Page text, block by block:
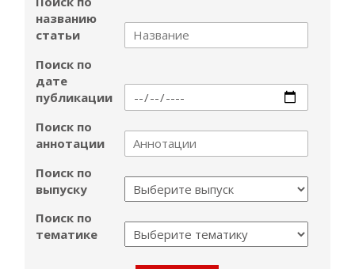
названию
статьи
Поиск по
дате
публикации
Поиск по
аннотации
Поиск по
выпуску
Поиск по
тематике